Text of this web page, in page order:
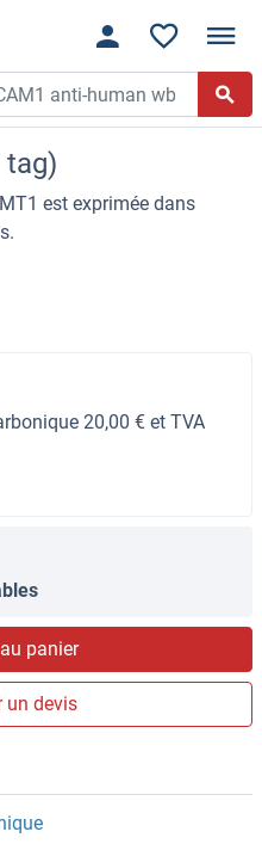
tag)
est exprimée dans
20,00 € et TVA
panier
un devis